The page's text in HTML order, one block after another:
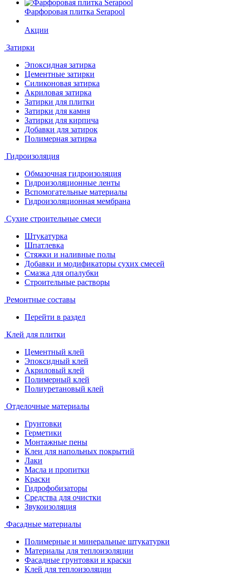
Фарфоровая плитка Serapool
Акции
Затирки
Эпоксидная затирка
Цементные затирки
Силиконовая затирка
Акриловая затирка
Затирки для плитки
Затирки для камня
Затирки для кирпича
Добавки для затирок
Полимерная затирка
Гидроизоляция
Обмазочная гидроизоляция
Гидроизоляционные ленты
Вспомогательные материалы
Гидроизоляционная мембрана
Сухие строительные смеси
Штукатурка
Шпатлевка
Стяжки и наливные полы
Добавки и модификаторы сухих смесей
Смазка для опалубки
Строительные растворы
Ремонтные составы
Перейти в раздел
Клей для плитки
Цементный клей
Эпоксидный клей
Акриловый клей
Полимерный клей
Полиуретановый клей
Отделочные материалы
Грунтовки
Герметики
Монтажные пены
Клеи для напольных покрытий
Лаки
Масла и пропитки
Краски
Гидрофобизаторы
Средства для очистки
Звукоизоляция
Фасадные материалы
Полимерные и минеральные штукатурки
Материалы для теплоизоляции
Фасадные грунтовки и краски
Клей для теплоизоляции